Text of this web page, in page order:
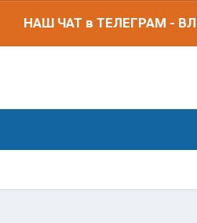
НАШ ЧАТ в ТЕЛЕГРАМ -